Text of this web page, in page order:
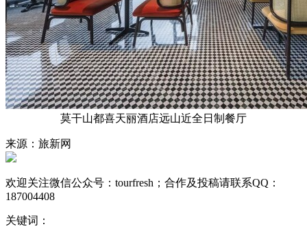
莫干山都喜天丽酒店远山近全日制餐厅
来源：旅新网
欢迎关注微信公众号： tourfresh ；合作及投稿请联系QQ：
187004408
关键词：